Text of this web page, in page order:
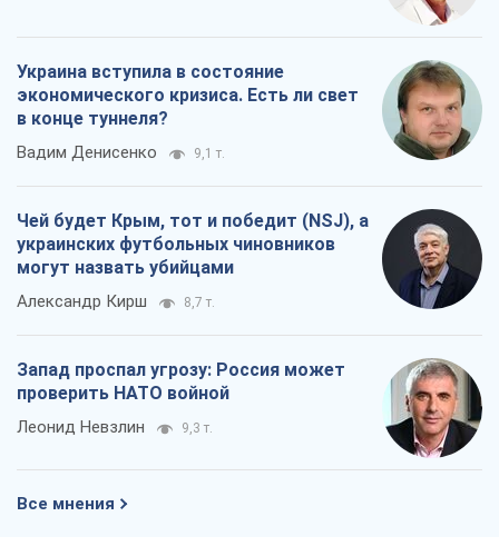
Украина вступила в состояние
экономического кризиса. Есть ли свет
в конце туннеля?
Вадим Денисенко 9,1 т.
Чей будет Крым, тот и победит (NSJ), а
украинских футбольных чиновников
могут назвать убийцами
Александр Кирш 8,7 т.
Запад проспал угрозу: Россия может
проверить НАТО войной
Леонид Невзлин 9,3 т.
Все мнения